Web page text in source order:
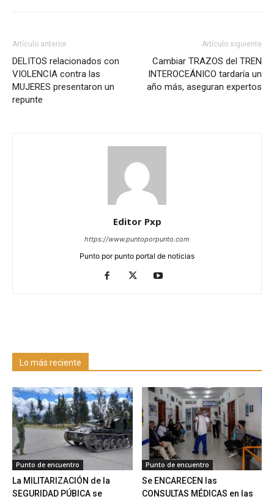
Artículo anterior
DELITOS relacionados con
VIOLENCIA contra las
MUJERES presentaron un
repunte
Artículo siguiente
Cambiar TRAZOS del TREN
INTEROCEÁNICO tardaría un
año más, aseguran expertos
Editor Pxp
https://www.puntoporpunto.com
Punto por punto portal de noticias
Lo más reciente
Punto de encuentro
La MILITARIZACIÓN de la
SEGURIDAD PÚBICA se
Punto de encuentro
Se ENCARECEN las
CONSULTAS MÉDICAS en las